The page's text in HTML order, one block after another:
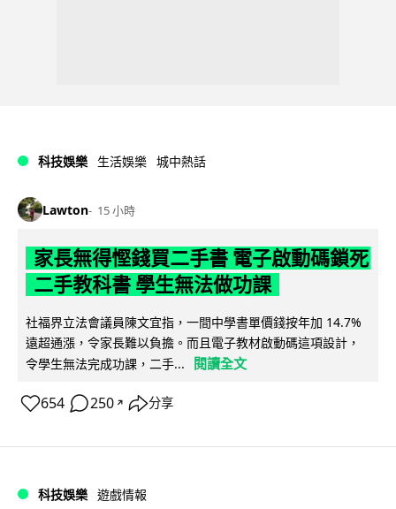
科技娛樂 生活娛樂 城中熱話
Lawton 15 小時
家長無得慳錢買二手書 電子啟動碼鎖死
二手教科書 學生無法做功課
社福界立法會議員陳文宜指，一間中學書單價錢按年加 14.7%
遠超通漲，令家長難以負擔。而且電子教材啟動碼這項設計，
令學生無法完成功課，二手...
閱讀全文
654 250 ↗ 分享
科技娛樂 遊戲情報